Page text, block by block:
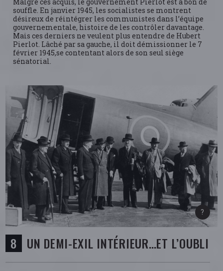
souffle. En janvier 1945, les socialistes se montrent
désireux de réintégrer les communistes dans l’équipe
gouvernementale, histoire de les contrôler davantage.
Mais ces derniers ne veulent plus entendre de Hubert
Pierlot. Lâché par sa gauche, il doit démissionner le 7
février 1945,se contentant alors de son seul siège
sénatorial.
UN DEMI-EXIL INTÉRIEUR…ET L’OUBLI